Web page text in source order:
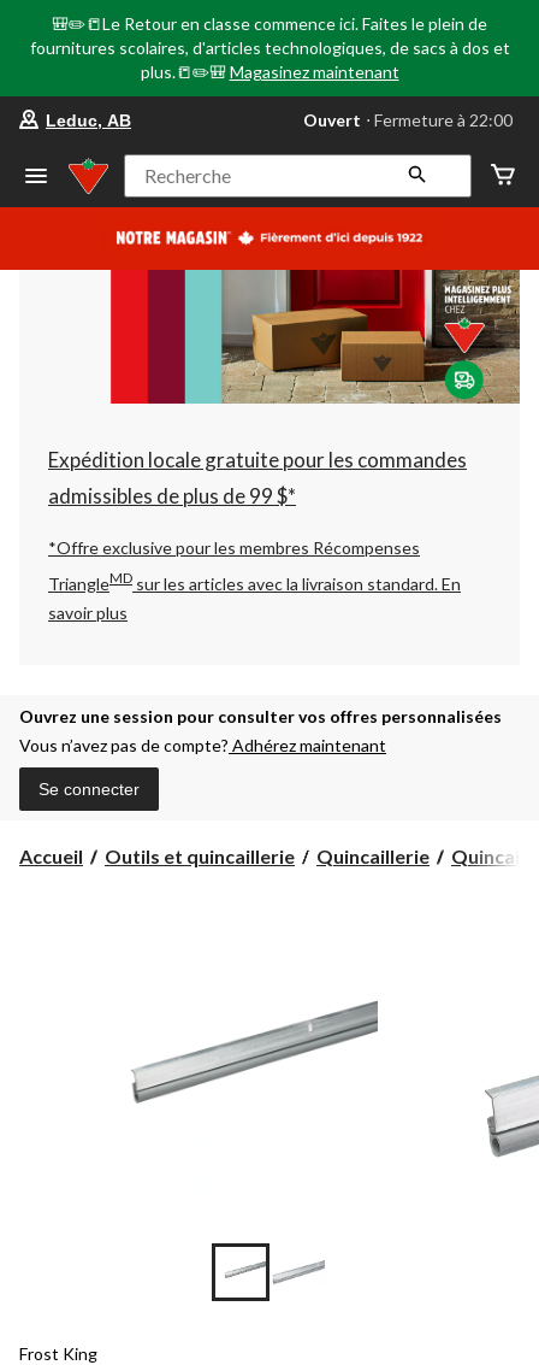
🎒✏️📒Le Retour en classe commence ici. Faites le plein de
fournitures scolaires, d'articles technologiques, de sacs à dos et
plus.📒✏️🎒 Magasinez maintenant
votre
préféré
Leduc,
AB,
courament
Fermeture
à
22:00
cliquer
pour
changer
Leduc, AB Ouvert ⋅ Fermeture à 22:00
Recherche
Expédition locale gratuite pour les commandes
admissibles de plus de 99 $*
*Offre exclusive pour les membres Récompenses
TriangleMD sur les articles avec la livraison standard.En
savoir plus
Ouvrez une session pour consulter vos offres personnalisées
Vous n’avez pas de compte? Adhérez maintenant
Se connecter
Accueil Outils et quincaillerie Quincaillerie
Frost King